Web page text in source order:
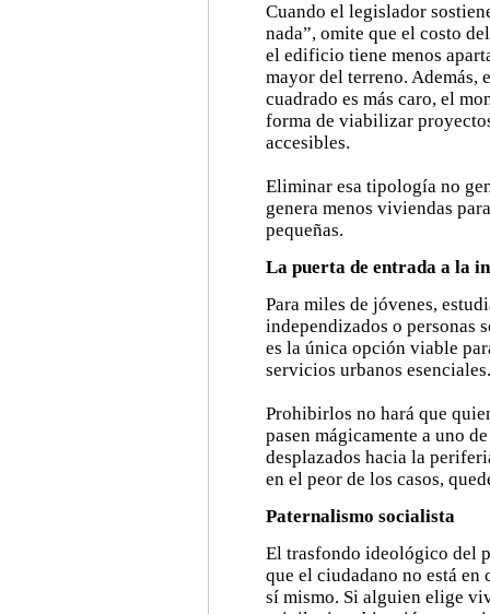
Cuando el legislador
nada”, omite que el costo
el edificio tiene menos
mayor del terreno. Además,
cuadrado es más caro, el
forma de viabilizar
accesibles.
Eliminar esa tipología no
genera menos viviendas
pequeñas.
La puerta de entrada a la
Para miles de jóvenes,
independizados o personas
es la única opción viable
servicios urbanos esenciales.
Prohibirlos no hará que
pasen mágicamente a uno
desplazados hacia la
en el peor de los casos,
Paternalismo socialista
El trasfondo ideológico del
que el ciudadano no está
sí mismo. Si alguien elige